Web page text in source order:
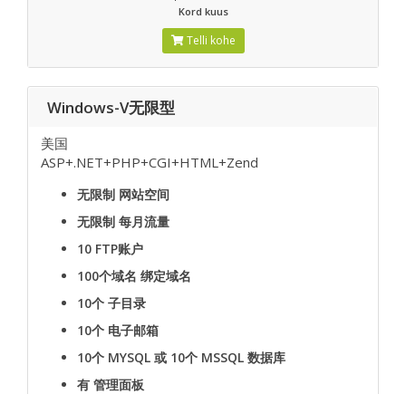
Kord kuus
Telli kohe
Windows-V无限型
美国
ASP+.NET+PHP+CGI+HTML+Zend
无限制 网站空间
无限制 每月流量
10 FTP账户
100个域名 绑定域名
10个 子目录
10个 电子邮箱
10个 MYSQL 或 10个 MSSQL 数据库
有 管理面板